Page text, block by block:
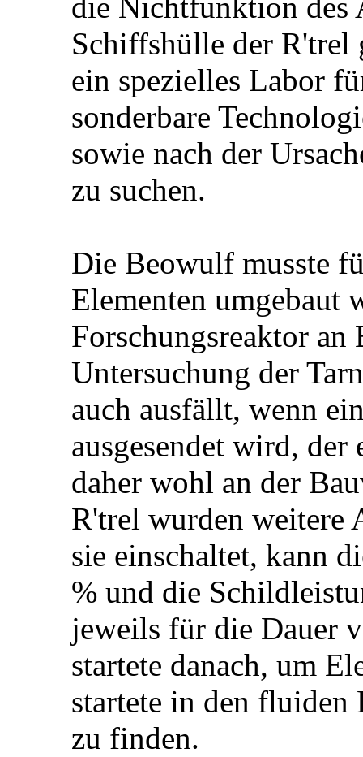
die Nichtfunktion des
Schiffshülle der R'trel
ein spezielles Labor
sonderbare
sowie nach der
zu suchen.
Die Beowulf musste
Elementen umgebaut
Forschungsreaktor
Untersuchung der
auch ausfällt, wenn
ausgesendet wird,
daher wohl an der
R'trel wurden weitere
sie einschaltet, kann
% und die
jeweils für die Dauer
startete danach, um
startete in den fluiden
zu finden.